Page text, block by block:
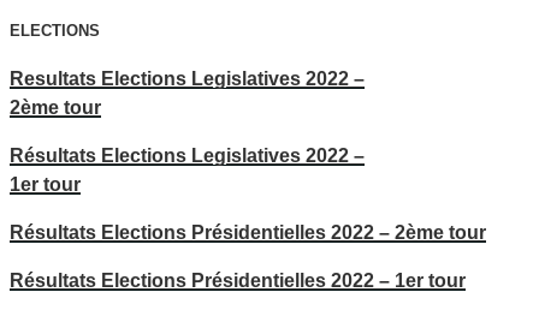
ELECTIONS
Resultats Elections Legislatives 2022 –
2ème tour
Résultats Elections Legislatives 2022 –
1er tour
Résultats Elections Présidentielles 2022 – 2ème tour
Résultats Elections Présidentielles 2022 – 1er tour